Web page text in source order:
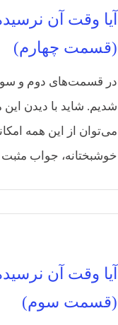
آیا وقت آن
(قسمت چهارم)
در قسمت‌های دوم و سوم
شدیم. شاید با دیدن
می‌توان از این همه
خوشبختانه، جواب
آیا وقت آن
(قسمت سوم)